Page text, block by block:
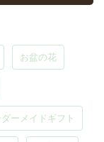
お盆の花
ーメイドギフト